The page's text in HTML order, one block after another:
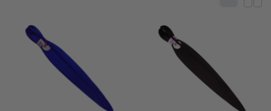
Darčeky
a merch